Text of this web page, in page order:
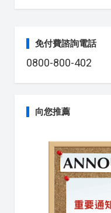
免付費諮詢電話
0800-800-402
向您推薦